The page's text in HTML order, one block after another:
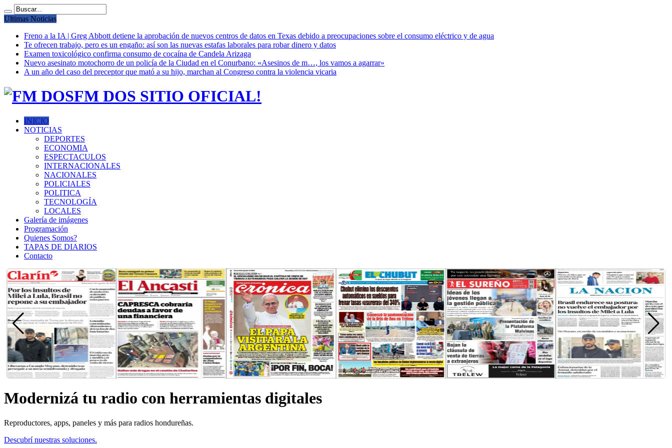
Ultimas Noticias
Freno a la IA | Greg Abbott detiene la aprobación de nuevos centros de datos en Texas debido a preocupaciones sobre el consumo eléctrico y de agua
Te ofrecen trabajo, pero es un engaño: así son las nuevas estafas laborales para robar dinero y datos
Examen toxicológico confirma consumo de cocaína de Candela Arizaga
Nuevo asesinato motochorro de un policía de la Ciudad en el Conurbano: «Asesinos de m…, los vamos a agarrar»
A un año del caso del preceptor que mató a su hijo, marchan al Congreso contra la violencia vicaria
FM DOS SITIO OFICIAL!
INICIO
NOTICIAS
DEPORTES
ECONOMIA
ESPECTACULOS
INTERNACIONALES
NACIONALES
POLICIALES
POLITICA
TECNOLOGÍA
LOCALES
Galería de imágenes
Programación
Quienes Somos?
TAPAS DE DIARIOS
Contacto
Modernizá tu radio con herramientas digitales
Reproductores, apps, paneles y más para radios hondureñas.
Descubrí nuestras soluciones.